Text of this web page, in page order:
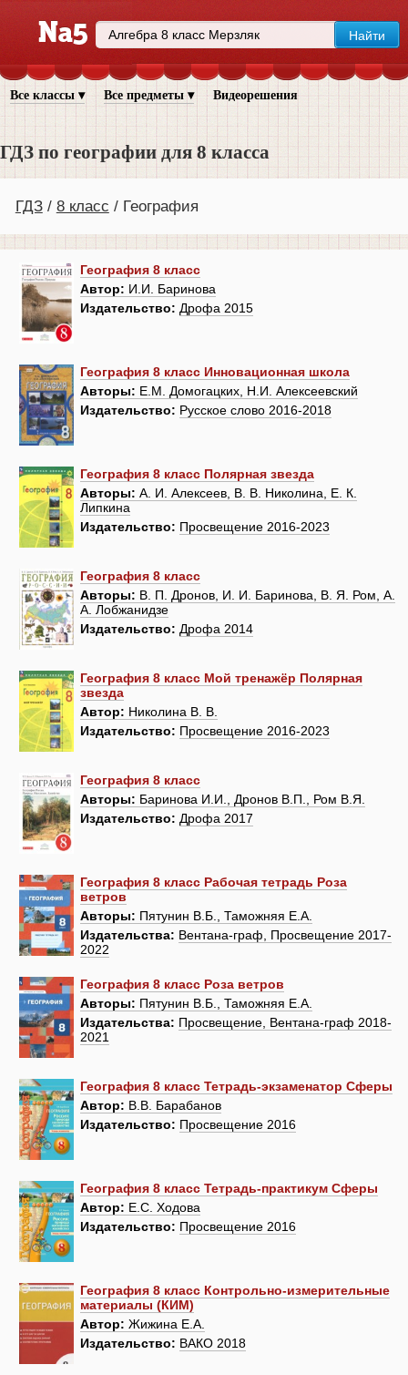
Все классы ▾ Все предметы ▾ Видеорешения
ГДЗ по географии для 8 класса
ГДЗ 8 класс География
География 8 класс
Автор: И.И. Баринова
Издательство: Дрофа 2015
География 8 класс Инновационная школа
Авторы: Е.М. Домогацких, Н.И. Алексеевский
Издательство: Русское слово 2016-2018
География 8 класс Полярная звезда
Авторы: А. И. Алексеев, В. В. Николина, Е. К.
Липкина
Издательство: Просвещение 2016-2023
География 8 класс
Авторы: В. П. Дронов, И. И. Баринова, В. Я. Ром, А.
А. Лобжанидзе
Издательство: Дрофа 2014
География 8 класс Мой тренажёр Полярная
звезда
Автор: Николина В. В.
Издательство: Просвещение 2016-2023
География 8 класс
Авторы: Баринова И.И., Дронов В.П., Ром В.Я.
Издательство: Дрофа 2017
География 8 класс Рабочая тетрадь Роза
ветров
Авторы: Пятунин В.Б., Таможняя Е.А.
Издательства: Вентана-граф, Просвещение 2017-
2022
География 8 класс Роза ветров
Авторы: Пятунин В.Б., Таможняя Е.А.
Издательства: Просвещение, Вентана-граф 2018-
2021
География 8 класс Тетрадь-экзаменатор Сферы
Автор: В.В. Барабанов
Издательство: Просвещение 2016
География 8 класс Тетрадь-практикум Сферы
Автор: Е.С. Ходова
Издательство: Просвещение 2016
География 8 класс Контрольно-измерительные
материалы (КИМ)
Автор: Жижина Е.А.
Издательство: ВАКО 2018